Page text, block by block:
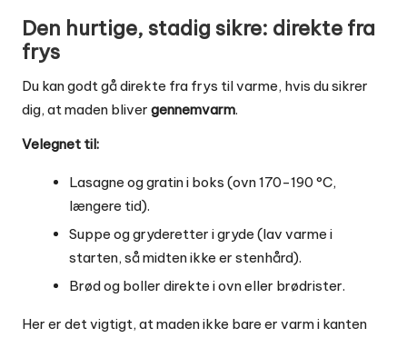
Den hurtige, stadig sikre: direkte fra
frys
Du kan godt gå direkte fra frys til varme, hvis du sikrer
dig, at maden bliver gennemvarm.
Velegnet til:
Lasagne og gratin i boks (ovn 170-190 °C,
længere tid).
Suppe og gryderetter i gryde (lav varme i
starten, så midten ikke er stenhård).
Brød og boller direkte i ovn eller brødrister.
Her er det vigtigt, at maden ikke bare er varm i kanten